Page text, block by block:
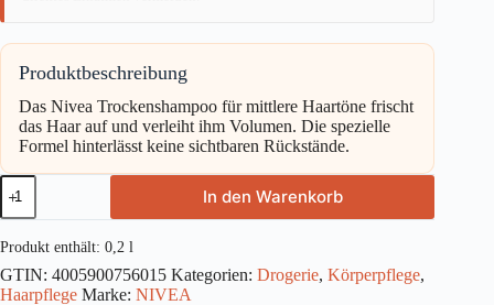
Produktbeschreibung
Das Nivea Trockenshampoo für mittlere Haartöne frischt
das Haar auf und verleiht ihm Volumen. Die spezielle
Formel hinterlässt keine sichtbaren Rückstände.
NIVEA
Trockenshampoo
Fresh
Revive
mittel
200ml
Menge
In den Warenkorb
Produkt enthält: 0,2 l
GTIN: 4005900756015 Kategorien: Drogerie, Körperpflege,
Haarpflege Marke: NIVEA